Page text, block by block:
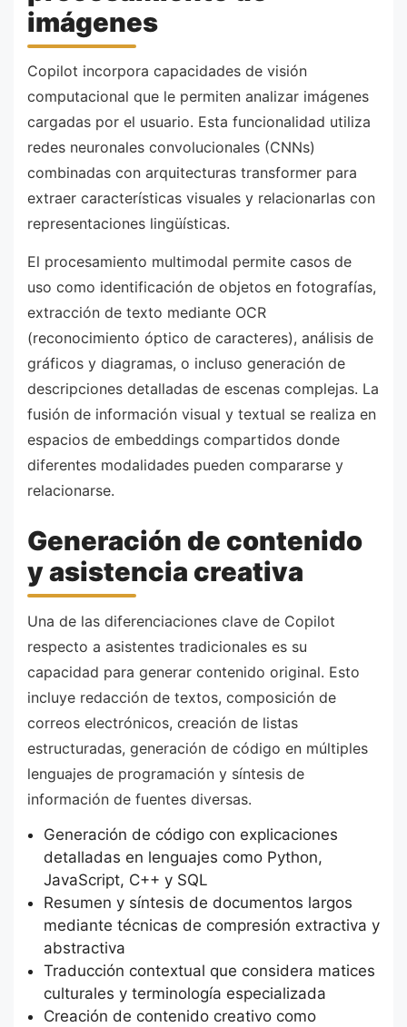
imágenes
Copilot incorpora capacidades de visión
computacional que le permiten analizar imágenes
cargadas por el usuario. Esta funcionalidad utiliza
redes neuronales convolucionales (CNNs)
combinadas con arquitecturas transformer para
extraer características visuales y relacionarlas con
representaciones lingüísticas.
El procesamiento multimodal permite casos de
uso como identificación de objetos en fotografías,
extracción de texto mediante OCR
(reconocimiento óptico de caracteres), análisis de
gráficos y diagramas, o incluso generación de
descripciones detalladas de escenas complejas. La
fusión de información visual y textual se realiza en
espacios de embeddings compartidos donde
diferentes modalidades pueden compararse y
relacionarse.
Generación de contenido
y asistencia creativa
Una de las diferenciaciones clave de Copilot
respecto a asistentes tradicionales es su
capacidad para generar contenido original. Esto
incluye redacción de textos, composición de
correos electrónicos, creación de listas
estructuradas, generación de código en múltiples
lenguajes de programación y síntesis de
información de fuentes diversas.
Generación de código con explicaciones
detalladas en lenguajes como Python,
JavaScript, C++ y SQL
Resumen y síntesis de documentos largos
mediante técnicas de compresión extractiva y
abstractiva
Traducción contextual que considera matices
culturales y terminología especializada
Creación de contenido creativo como